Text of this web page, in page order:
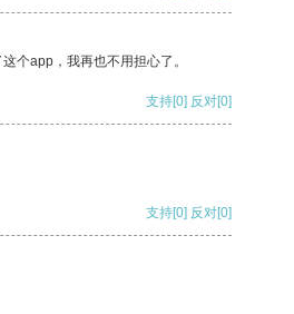
个app，我再也不用担心了。
支持[0] 反对[0]
支持[0] 反对[0]